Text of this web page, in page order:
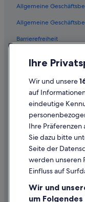
Allgemeine
Allgemeine
Barrierefreiheit
Inhaltsrichtlinien und
Hilfe
Hilfe
Flug stornieren
Rückerstattungsdauer
Ihre
Wir und unsere
auf
eindeutige
Ihre
Sie dazu bitte
Seite der
werden unseren
Einfluss auf
Wir und
um